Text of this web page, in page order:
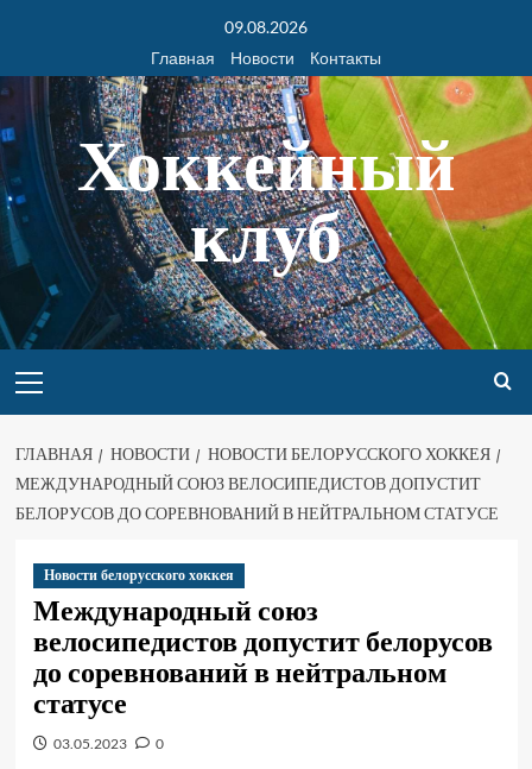
09.08.2026
Главная
Новости Контакты
Хоккейный
клуб
ГЛАВНАЯ НОВОСТИ
НОВОСТИ БЕЛОРУССКОГО ХОККЕЯ
МЕЖДУНАРОДНЫЙ СОЮЗ ВЕЛОСИПЕДИСТОВ ДОПУСТИТ
БЕЛОРУСОВ ДО СОРЕВНОВАНИЙ В НЕЙТРАЛЬНОМ СТАТУСЕ
Новости белорусского хоккея
Международный союз
велосипедистов допустит белорусов
до соревнований в нейтральном
статусе
03.05.2023 0